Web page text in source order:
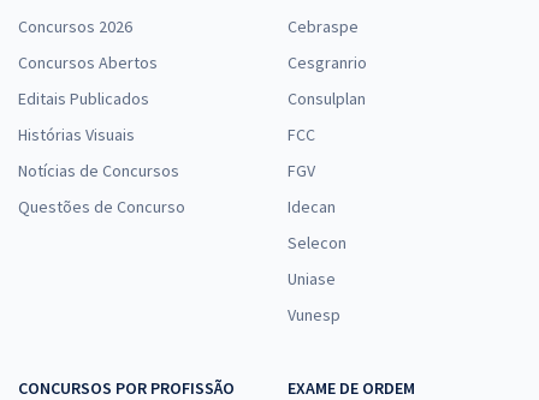
Concursos 2026
Concursos Abertos
Editais Publicados
Histórias Visuais
Notícias de Concursos
Questões de Concurso
Cebraspe
Cesgranrio
Consulplan
FCC
FGV
Idecan
Selecon
Uniase
Vunesp
CONCURSOS POR PROFISSÃO
EXAME DE ORDEM